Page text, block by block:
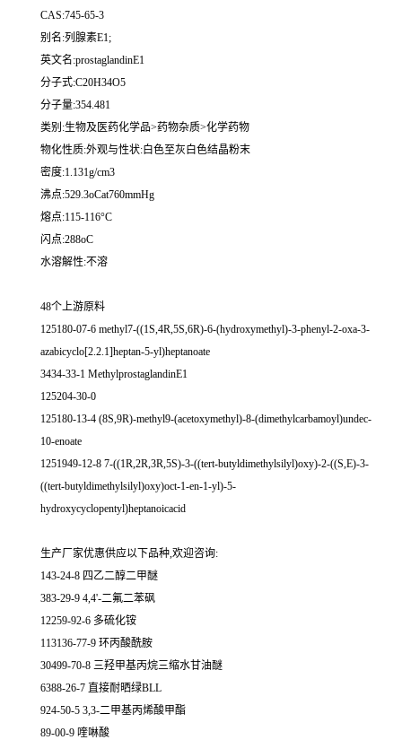
CAS:745-65-3
别名:列腺素E1;
英文名:prostaglandinE1
分子式:C20H34O5
分子量:354.481
类别:生物及医药化学品>药物杂质>化学药物
物化性质:外观与性状:白色至灰白色结晶粉末
密度:1.131g/cm3
沸点:529.3oCat760mmHg
熔点:115-116°C
闪点:288oC
水溶解性:不溶
48个上游原料
125180-07-6 methyl7-((1S,4R,5S,6R)-6-(hydroxymethyl)-3-phenyl-2-oxa-3-
azabicyclo[2.2.1]heptan-5-yl)heptanoate
3434-33-1 MethylprostaglandinE1
125204-30-0
125180-13-4 (8S,9R)-methyl9-(acetoxymethyl)-8-(dimethylcarbamoyl)undec-
10-enoate
1251949-12-8 7-((1R,2R,3R,5S)-3-((tert-butyldimethylsilyl)oxy)-2-((S,E)-3-
((tert-butyldimethylsilyl)oxy)oct-1-en-1-yl)-5-
hydroxycyclopentyl)heptanoicacid
生产厂家优惠供应以下品种,欢迎咨询:
143-24-8 四乙二醇二甲醚
383-29-9 4,4'-二氟二苯砜
12259-92-6 多硫化铵
113136-77-9 环丙酸酰胺
30499-70-8 三羟甲基丙烷三缩水甘油醚
6388-26-7 直接耐晒绿BLL
924-50-5 3,3-二甲基丙烯酸甲酯
89-00-9 喹啉酸